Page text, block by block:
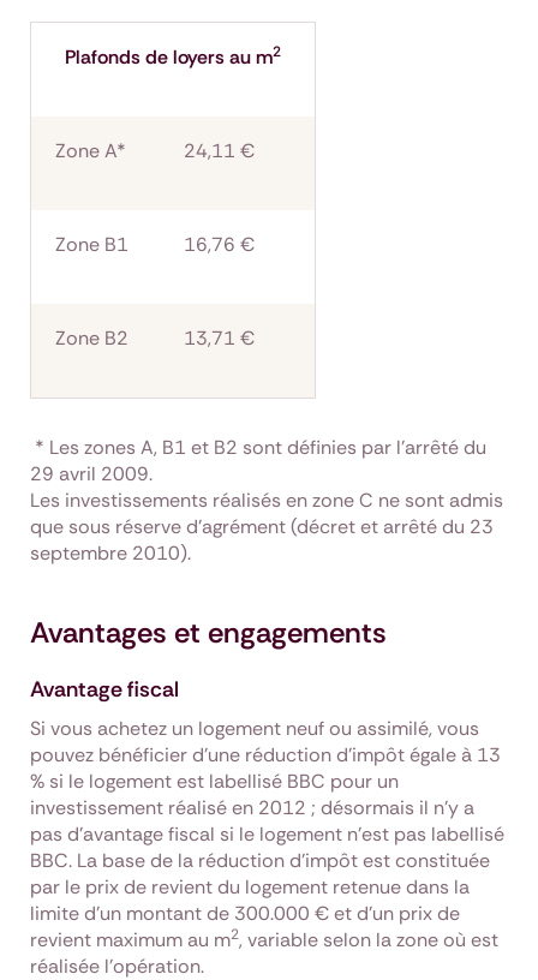
Plafonds de loyers au m2
Zone A* 24,11 €
Zone B1 16,76 €
Zone B2 13,71 €
* Les zones A, B1 et B2 sont définies par l’arrêté du
29 avril 2009.
Les investissements réalisés en zone C ne sont admis
que sous réserve d'agrément (décret et arrêté du 23
septembre 2010).
Avantages et engagements
Avantage fiscal
Si vous achetez un logement neuf ou assimilé, vous
pouvez bénéficier d’une réduction d’impôt égale à 13
% si le logement est labellisé BBC pour un
investissement réalisé en 2012 ; désormais il n'y a
pas d'avantage fiscal si le logement n'est pas labellisé
BBC. La base de la réduction d’impôt est constituée
par le prix de revient du logement retenue dans la
limite d’un montant de 300.000 € et d'un prix de
revient maximum au m2, variable selon la zone où est
réalisée l'opération.